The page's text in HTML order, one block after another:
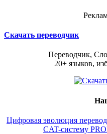
Скачать переводчик
Переводчик,
20+ языков,
Цифровая эволюция
CAT-систему